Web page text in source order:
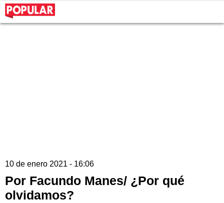
10 de enero 2021 - 16:06
Por Facundo Manes/ ¿Por qué
olvidamos?